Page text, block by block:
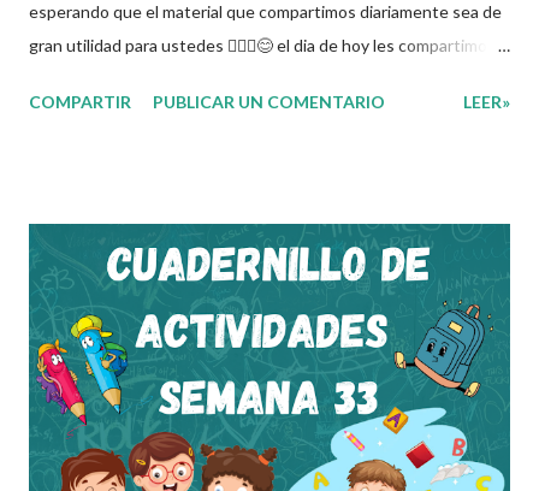
esperando que el material que compartimos diariamente sea de
gran utilidad para ustedes 🙋🏽‍♂️😊 el dia de hoy les compartimos
proceso muy importante para los docentes ya que es el
donde se pretende incorporar todos los conocimientos que se
quieren mirar, para de esta forma asentar el conocimiento entre
sus alumnos. Agradecemos a los creadores de estos increibles
archivos ya que gracias a su dedicacion y trabajo podemos gozar
de estas planeaciones didacticas, recuerden que nosotros solo
los compartimos con fines educativos, didácticos e informativos.
😊 Obtén documento completo aquí 👇👇👇 Planeacion 5to Grado
COMPARTIR PUBLICAR UN COMENTARIO LEER»